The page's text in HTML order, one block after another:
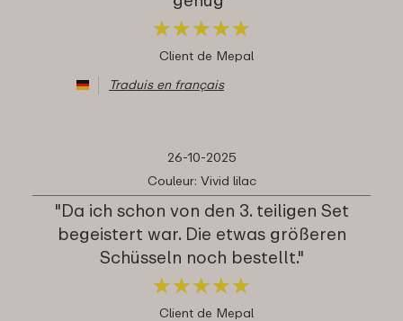
★★★★★
★★★★★
Client de Mepal
Traduis en français
26-10-2025
Couleur: Vivid lilac
"Da ich schon von den 3. teiligen Set
begeistert war. Die etwas größeren
Schüsseln noch bestellt."
★★★★★
★★★★★
Client de Mepal